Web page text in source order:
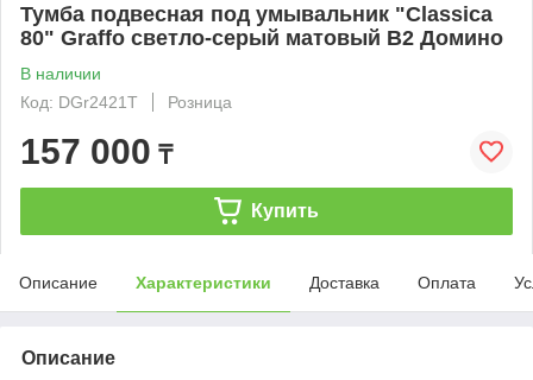
Тумба подвесная под умывальник "Classica
80" Graffo светло-серый матовый В2 Домино
В наличии
Код: DGr2421T
Розница
157 000 ₸
Купить
Описание Характеристики Доставка Оплата
Описание